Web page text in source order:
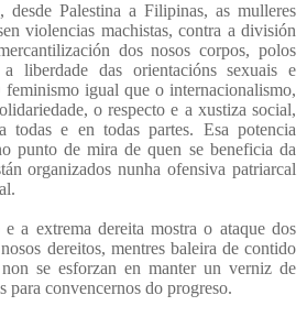
Palestina a Filipinas, as mulleres
violencias machistas, contra a división
dos nosos corpos, polos
liberdade das orientacións sexuais e
feminismo igual que o internacionalismo,
o respecto e a xustiza social,
todas e en todas partes. Esa potencia
punto de mira de quen se beneficia da
organizados nunha ofensiva patriarcal
a extrema dereita mostra o ataque dos
dereitos, mentres baleira de contido
se esforzan en manter un verniz de
para convencernos do progreso.